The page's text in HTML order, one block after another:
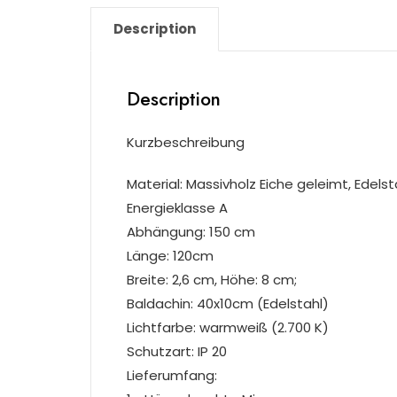
Description
Description
Kurzbeschreibung
Material: Massivholz Eiche geleimt,
Energieklasse A
Abhängung: 150 cm
Länge: 120cm
Breite: 2,6 cm, Höhe: 8 cm;
Baldachin: 40x10cm (Edelstahl)
Lichtfarbe: warmweiß (2.700 K)
Schutzart: IP 20
Lieferumfang: